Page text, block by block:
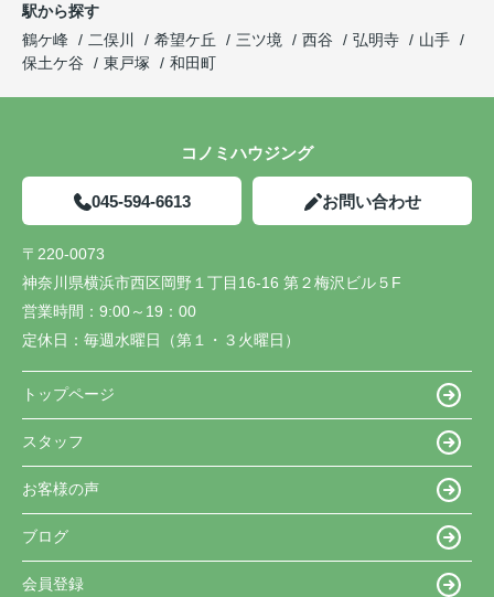
駅から探す
鶴ケ峰
二俣川 希望ケ丘 三ツ境 西谷 弘明寺
山手
保土ケ谷
東戸塚 和田町
コノミハウジング
045-594-6613 お問い合わせ
〒220-0073
神奈川県横浜市西区岡野１丁目16-16 第２梅沢ビル５F
営業時間： 9:00～19：00
定休日： 毎週水曜日（第１・３火曜日）
トップページ
スタッフ
お客様の声
ブログ
会員登録